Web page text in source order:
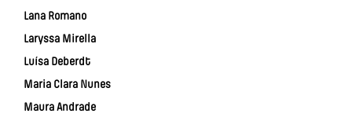
Lana Romano
Laryssa Mirella
Luísa Deberdt
Maria Clara Nunes
Maura Andrade